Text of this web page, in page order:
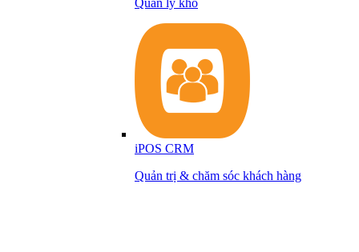
Quản lý kho
iPOS CRM
Quản trị & chăm sóc khách hàng